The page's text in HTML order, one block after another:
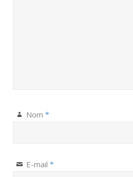
Nom *
E-mail *